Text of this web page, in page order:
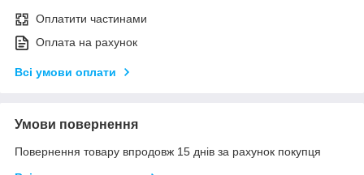
Оплатити частинами
Оплата на рахунок
Всі умови оплати
Умови повернення
Повернення товару впродовж 15 днів за рахунок покупця